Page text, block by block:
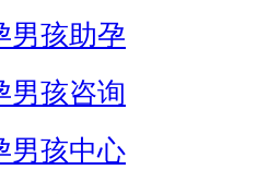
男孩助孕
男孩咨询
男孩中心